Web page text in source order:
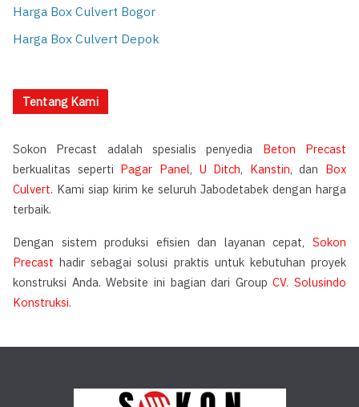
Harga Box Culvert Bogor
Harga Box Culvert Depok
Tentang Kami
Sokon Precast adalah spesialis penyedia Beton Precast
berkualitas seperti Pagar Panel, U Ditch, Kanstin, dan Box
Culvert. Kami siap kirim ke seluruh Jabodetabek dengan harga
terbaik.
Dengan sistem produksi efisien dan layanan cepat, Sokon
Precast hadir sebagai solusi praktis untuk kebutuhan proyek
konstruksi Anda. Website ini bagian dari GroupCV. Solusindo
Konstruksi.